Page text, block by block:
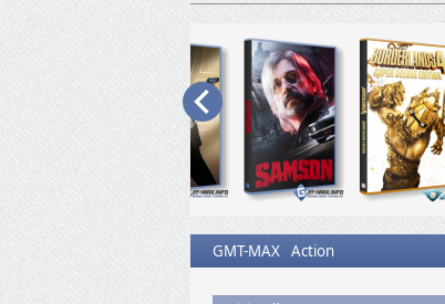
GMT-MAX Action